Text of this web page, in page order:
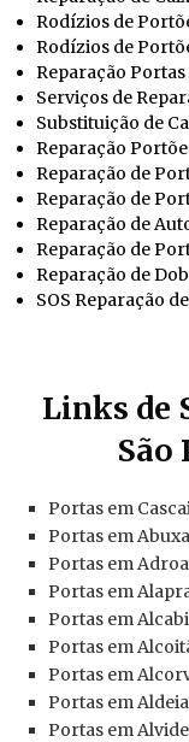
Rodízios de
Rodízios de
Reparação
Serviços de
Substituição de
Reparação
Reparação de
Reparação de
Reparação de
Reparação de
Reparação de
SOS Reparação
Links de
São
Portas em
Portas em
Portas em
Portas em
Portas em
Portas em
Portas em
Portas em
Portas em Alvide